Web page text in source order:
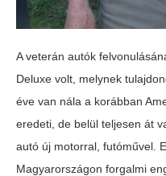
A veterán autók
Deluxe volt, melynek
éve van nála a korábban
eredeti, de belül teljesen át
autó új motorral, futóművel.
Magyarországon forgalmi